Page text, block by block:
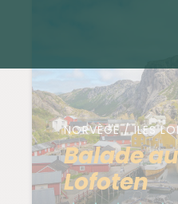
NORVÈGE / ILES
Balade
Lofoten